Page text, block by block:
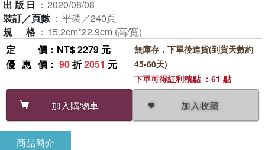
出版日 ： 2020/08/08
裝訂／頁數 ： 平裝／240頁
規格 ： 15.2cm*22.9cm (高/寬)
定價 ：NT$ 2279 元
優惠價 ： 90折2051 元
加入購物車 加入收藏
無庫存，下單後進貨(到貨天數約
45-60天)
下單可得紅利積點 ：61 點
商品簡介